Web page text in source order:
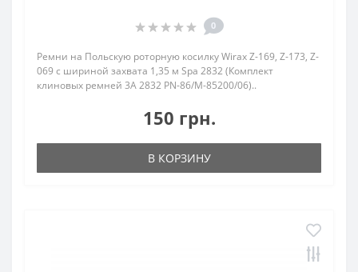
0
Ремни на Польскую роторную косилку Wirax Z-169, Z-173, Z-
069 с шириной захвата 1,35 м Spa 2832 (Комплект
клиновых ремней 3A 2832 PN-86/M-85200/06)..
150 грн.
В КОРЗИНУ